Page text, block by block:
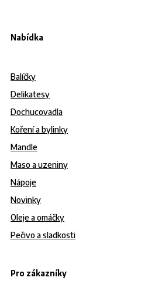
Nabídka
Balíčky
Delikatesy
Dochucovadla
Koření a bylinky
Mandle
Maso a uzeniny
Nápoje
Novinky
Oleje a omáčky
Pečivo a sladkosti
Pro zákazníky